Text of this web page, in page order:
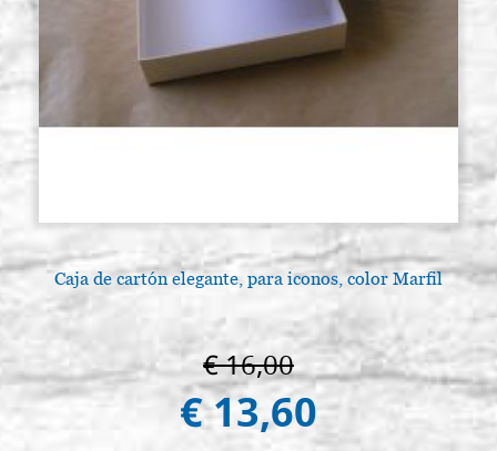
Caja de cartón elegante, para iconos, color Marfil
€ 16,00
€ 13,60